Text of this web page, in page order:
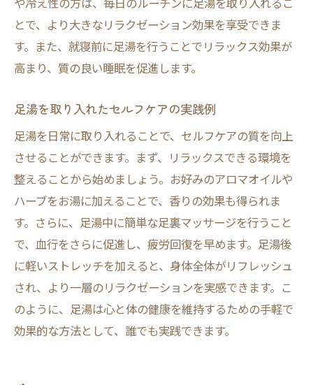
自宅足湯の効果を最大限に引き出す工夫
足湯スペースを作るためのインテリアアイ
デア
の利点
とで、より大きなリラクゼーション効果を享受できま
す。また、就寝前に足湯を行うことでリラックス効果が
高まり、質の良い睡眠を促進します。
足湯を取り入れたセルフケアの実践例
足湯を日常に取り入れることで、セルフケアの質を向上
させることができます。まず、リラックスできる環境を
整えることから始めましょう。お好みのアロマオイルや
ハーブをお湯に加えることで、香りの効果も得られま
す。さらに、足湯中に簡単な足裏マッサージを行うこと
で、血行をさらに促進し、疲労回復を早めます。足湯後
に軽いストレッチを加えると、身体全体がリフレッシュ
され、より一層のリラクゼーションを実感できます。こ
のように、足湯は心と体の健康を維持するための手軽で
効果的な方法として、誰でも実践できます。